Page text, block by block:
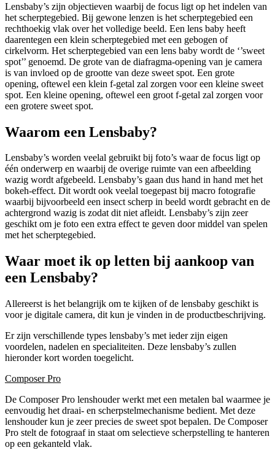
Lensbaby’s zijn objectieven waarbij de focus ligt op het indelen van
het scherptegebied. Bij gewone lenzen is het scherptegebied een
rechthoekig vlak over het volledige beeld. Een lens baby heeft
daarentegen een klein scherptegebied met een gebogen of
cirkelvorm. Het scherptegebied van een lens baby wordt de ‘’sweet
spot’’ genoemd. De grote van de diafragma-opening van je camera
is van invloed op de grootte van deze sweet spot. Een grote
opening, oftewel een klein f-getal zal zorgen voor een kleine sweet
spot. Een kleine opening, oftewel een groot f-getal zal zorgen voor
een grotere sweet spot.
Waarom een Lensbaby?
Lensbaby’s worden veelal gebruikt bij foto’s waar de focus ligt op
één onderwerp en waarbij de overige ruimte van een afbeelding
wazig wordt afgebeeld. Lensbaby’s gaan dus hand in hand met het
bokeh-effect. Dit wordt ook veelal toegepast bij macro fotografie
waarbij bijvoorbeeld een insect scherp in beeld wordt gebracht en de
achtergrond wazig is zodat dit niet afleidt. Lensbaby’s zijn zeer
geschikt om je foto een extra effect te geven door middel van spelen
met het scherptegebied.
Waar moet ik op letten bij aankoop van
een Lensbaby?
Allereerst is het belangrijk om te kijken of de lensbaby geschikt is
voor je digitale camera, dit kun je vinden in de productbeschrijving.
Er zijn verschillende types lensbaby’s met ieder zijn eigen
voordelen, nadelen en specialiteiten. Deze lensbaby’s zullen
hieronder kort worden toegelicht.
Composer Pro
De Composer Pro lenshouder werkt met een metalen bal waarmee je
eenvoudig het draai- en scherpstelmechanisme bedient. Met deze
lenshouder kun je zeer precies de sweet spot bepalen. De Composer
Pro stelt de fotograaf in staat om selectieve scherpstelling te hanteren
op een gekanteld vlak.